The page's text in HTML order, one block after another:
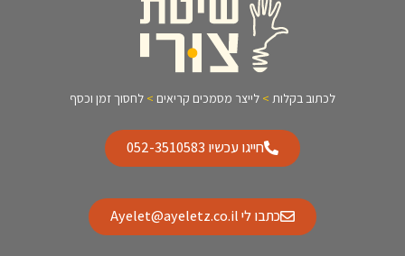
לכתוב בקלות > לייצר מסמכים קריאים > לחסוך זמן וכסף
חייגו עכשיו 052-3510583
כתבו לי Ayelet@ayeletz.co.il